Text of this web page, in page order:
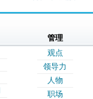
管理
观点
领导力
人物
职场